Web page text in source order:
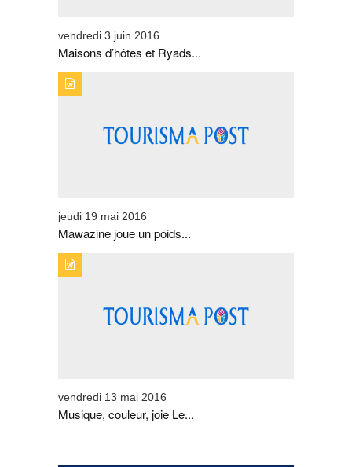
vendredi 3 juin 2016
Maisons d’hôtes et Ryads...
TOURISME
jeudi 19 mai 2016
Mawazine joue un poids...
TIENT TOUTES SES PROMESSES
vendredi 13 mai 2016
Musique, couleur, joie Le...